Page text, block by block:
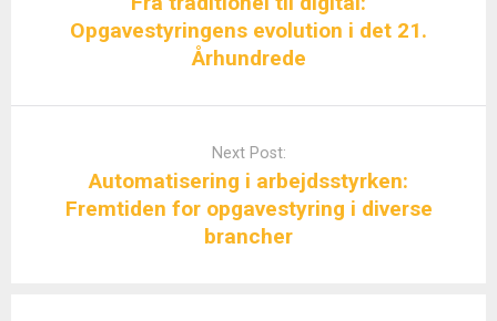
Opgavestyringens evolution i det 21.
Århundrede
Next Post:
Automatisering i arbejdsstyrken:
Fremtiden for opgavestyring i diverse
brancher